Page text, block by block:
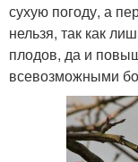
сухую погоду, а
нельзя, так как
плодов, да и
всевозможными